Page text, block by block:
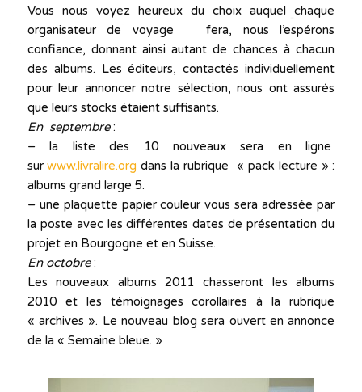
Vous nous voyez heureux du choix auquel chaque
organisateur de voyage fera, nous l’espérons
confiance, donnant ainsi autant de chances à chacun
des albums. Les éditeurs, contactés individuellement
pour leur annoncer notre sélection, nous ont assurés
que leurs stocks étaient suffisants.
En septembre:
– la liste des 10 nouveaux sera en ligne
surwww.livralire.org dans la rubrique « pack lecture » :
albums grand large 5.
– une plaquette papier couleur vous sera adressée par
la poste avec les différentes dates de présentation du
projet en Bourgogne et en Suisse.
En octobre:
Les nouveaux albums 2011 chasseront les albums
2010 et les témoignages corollaires à la rubrique
« archives ». Le nouveau blog sera ouvert en annonce
de la « Semaine bleue. »